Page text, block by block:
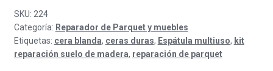
SKU: 224
Categoría: Reparador de Parquet y muebles
Etiquetas: cera blanda, ceras duras, Espátula multiuso, kit
reparación suelo de madera, reparación de parquet